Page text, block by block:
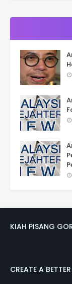
KIAH PISANG
CREATE A